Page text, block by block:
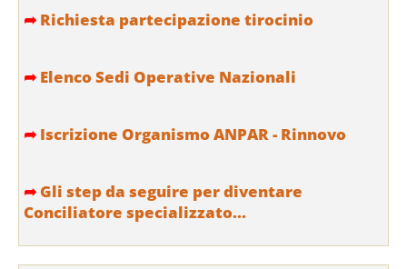
➦ Richiesta partecipazione tirocinio
➦ Elenco Sedi Operative Nazionali
➦ Iscrizione Organismo ANPAR - Rinnovo
➦ Gli step da seguire per diventare
Conciliatore specializzato...